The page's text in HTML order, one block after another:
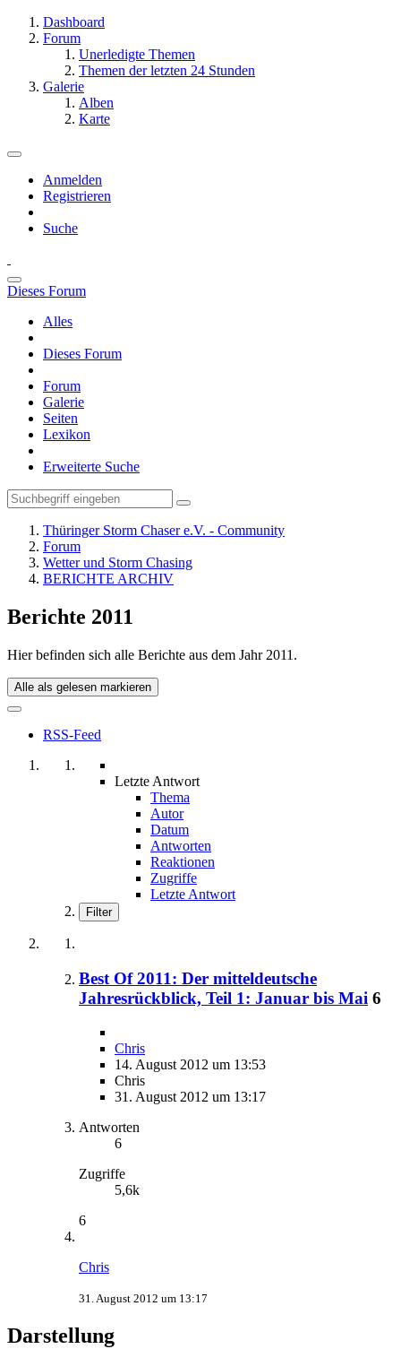
Dashboard
Forum
Unerledigte Themen
Themen der letzten 24 Stunden
Galerie
Alben
Karte
Anmelden
Registrieren
Suche
Dieses Forum
Alles
Dieses Forum
Forum
Galerie
Seiten
Lexikon
Erweiterte Suche
Thüringer Storm Chaser e.V. - Community
Forum
Wetter und Storm Chasing
BERICHTE ARCHIV
Berichte 2011
Hier befinden sich alle Berichte aus dem Jahr 2011.
Alle als gelesen markieren
RSS-Feed
Letzte Antwort
Thema
Autor
Datum
Antworten
Reaktionen
Zugriffe
Letzte Antwort
Filter
Best Of 2011: Der mitteldeutsche
Jahresrückblick, Teil 1: Januar bis Mai 6
Chris
14. August 2012 um 13:53
Chris
31. August 2012 um 13:17
Antworten
6
Zugriffe
5,6k
6
Chris
31. August 2012 um 13:17
Darstellung